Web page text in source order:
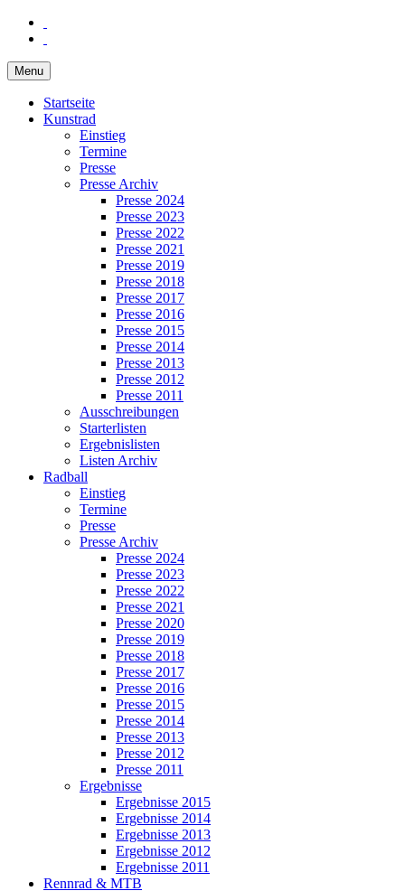
Menu
Startseite
Kunstrad
Einstieg
Termine
Presse
Presse Archiv
Presse 2024
Presse 2023
Presse 2022
Presse 2021
Presse 2019
Presse 2018
Presse 2017
Presse 2016
Presse 2015
Presse 2014
Presse 2013
Presse 2012
Presse 2011
Ausschreibungen
Starterlisten
Ergebnislisten
Listen Archiv
Radball
Einstieg
Termine
Presse
Presse Archiv
Presse 2024
Presse 2023
Presse 2022
Presse 2021
Presse 2020
Presse 2019
Presse 2018
Presse 2017
Presse 2016
Presse 2015
Presse 2014
Presse 2013
Presse 2012
Presse 2011
Ergebnisse
Ergebnisse 2015
Ergebnisse 2014
Ergebnisse 2013
Ergebnisse 2012
Ergebnisse 2011
Rennrad & MTB